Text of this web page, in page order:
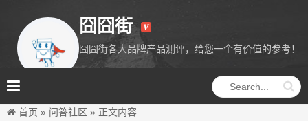
囧囧街
囧囧街各大品牌产品测评，给您一个有价值的参考！
首页 » 问答社区 » 正文内容